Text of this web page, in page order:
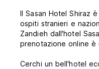
Il Sasan Hotel Shiraz
ospiti stranieri e
Zandieh dall'hotel
prenotazione online è
Cerchi un bell'hotel